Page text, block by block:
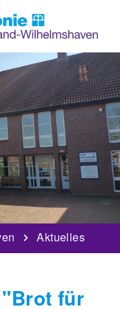
Aktuelles
für